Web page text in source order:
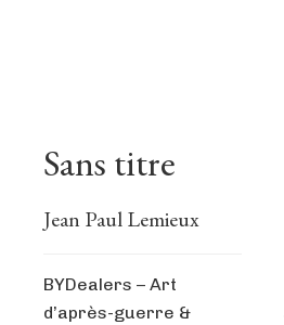
Sans titre
Jean Paul Lemieux
BYDealers – Art
d’après-guerre &